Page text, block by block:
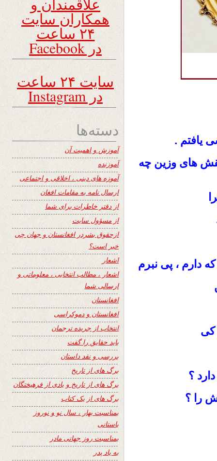
یافتم .
های وزین چه
دارم ، پی نبرم
کی
؟
را ؟
علاقمندان و
همکاران سایت
۲۴ ساعت
در Facebook
سایت ۲۴ ساعت
در Instagram
دسته‌ها
آموزش و اهمیت آن
آموزنده
آموزه های دینی ، اخلاقی و اجتماعی
ارسال نامه به مقامات افغان
از دفتر خاطرات برای شما
از مسؤول سایت
ازحقوق بشردر افغانستان و جهان چی
خبر است؟
اشعار
اشعار ، مطالب انتخابی ، معلوماتی و
ارسالی شما
افغانستان
افغانستان و دموکراسی
انتخاب از جریده ترجمان
باید حقایق را گفت
بررسی و نقد داستان
برگ های از تاریخ
برگ های از تاریخ و یادی از فرهیختگان
برگ های از یک کتاب
بمناسبت بهار ، سال نو و نوروز
باستانی
بمناسبت روز جهانی مادر
به یاد پدر